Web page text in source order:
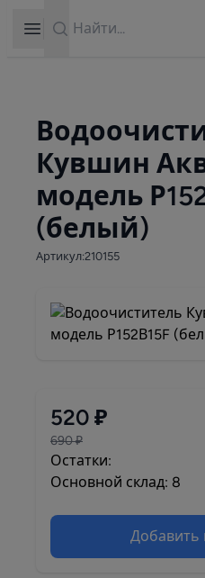
Open sidebar
Кувшин
модель
(белый)
Артикул:210155
520 ₽
690 ₽
Остатки:
Основной склад: 8
Добавить